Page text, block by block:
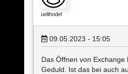
uelihodel
09.05.2023 - 15:05
Das Öffnen von
Geduld. Ist das bei auch